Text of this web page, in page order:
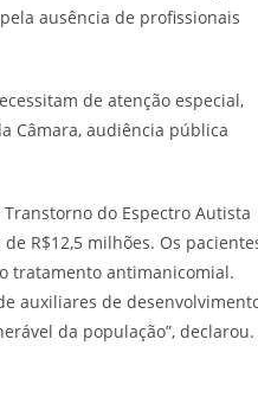
ausência de profissionais
de atenção especial,
Câmara, audiência pública
do Espectro Autista
R$12,5 milhões. Os
tratamento antimanicomial.
auxiliares de
da população”, declarou.